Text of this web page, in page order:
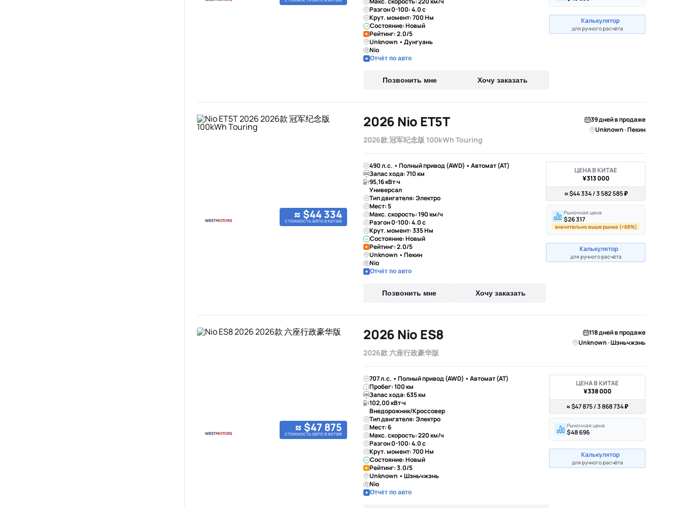
Разгон 0-100: 4.0 с
Крут. момент: 700 Нм
Состояние: Новый
Рейтинг: 2.0/5
Unknown • Дунгуань
Nio
Отчёт по авто
Позвонить мне Хочу заказать
Калькулятор
для ручного расчёта
≈ $44 334
стоимость авто в китае
2026 Nio ET5T
2026款 冠军纪念版 100kWh Touring
39 дней в продаже
Unknown · Пекин
490 л.с. • Полный привод (AWD) • Автомат (AT)
Запас хода: 710 км
95,16 кВт·ч
Универсал
Тип двигателя: Электро
Мест: 5
Макс. скорость: 190 км/ч
Разгон 0-100: 4.0 с
Крут. момент: 335 Нм
Состояние: Новый
Рейтинг: 2.0/5
Unknown • Пекин
Nio
Отчёт по авто
Позвонить мне Хочу заказать
ЦЕНА В КИТАЕ
¥313 000
≈ $44 334 / 3 582 585 ₽
Рыночная цена
$26 317
значительно выше рынка (+68%)
Калькулятор
для ручного расчёта
≈ $47 875
стоимость авто в китае
2026 Nio ES8
2026款 六座行政豪华版
118 дней в продаже
Unknown · Шэньчжэнь
707 л.с. • Полный привод (AWD) • Автомат (AT)
Пробег: 100 км
Запас хода: 635 км
102,00 кВт·ч
Внедорожник/Кроссовер
Тип двигателя: Электро
Мест: 6
Макс. скорость: 220 км/ч
Разгон 0-100: 4.0 с
Крут. момент: 700 Нм
Состояние: Новый
Рейтинг: 3.0/5
Unknown • Шэньчжэнь
Nio
Отчёт по авто
ЦЕНА В КИТАЕ
¥338 000
≈ $47 875 / 3 868 734 ₽
Рыночная цена
$48 696
Калькулятор
для ручного расчёта